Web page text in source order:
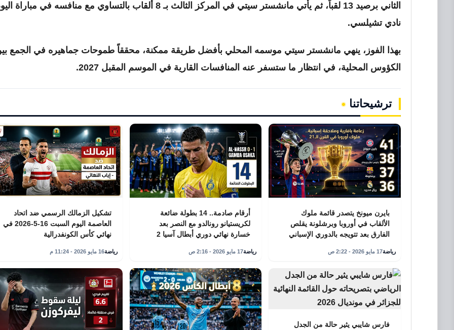
الثاني برصيد 13 لقباً، ثم يأتي مانشستر سيتي في المركز الثالث بـ 8 ألقاب بالتساوي مع منافسه في مباراة
نادي تشيلسي.
بهذا الفوز، ينهي مانشستر سيتي موسمه المحلي بأفضل طريقة ممكنة، محققاً طموحات جماهيره في الجمع
الكؤوس المحلية، في انتظار ما ستسفر عنه المنافسات القارية في الموسم المقبل 2027.
ترشيحاتنا
بايرن ميونخ يتصدر قائمة ملوك
الألقاب في أوروبا وبرشلونة يقلص
الفارق بعد تتويجه بالدوري الإسباني
رياضة17 مايو 2026 - 2:22 ص
أرقام صادمة.. 14 بطولة ضائعة
لكريستيانو رونالدو مع النصر بعد
خسارة نهائي دوري أبطال آسيا 2
رياضة17 مايو 2026 - 2:16 ص
تشكيل الزمالك الرسمي ضد اتحاد
العاصمة اليوم السبت 16-5-2026 في
نهائي كأس الكونفدرالية
رياضة16 مايو 2026 - 11:24 م
فارس شايبي يثير حالة من الجدل